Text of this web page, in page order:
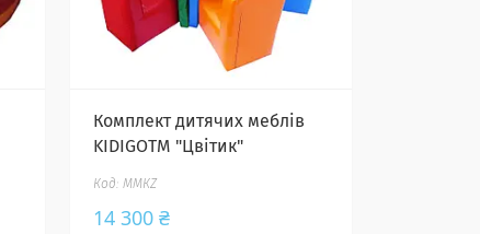
Комплект дитячих меблів
KIDIGOTM "Цвітик"
ММКZ
14 300 ₴